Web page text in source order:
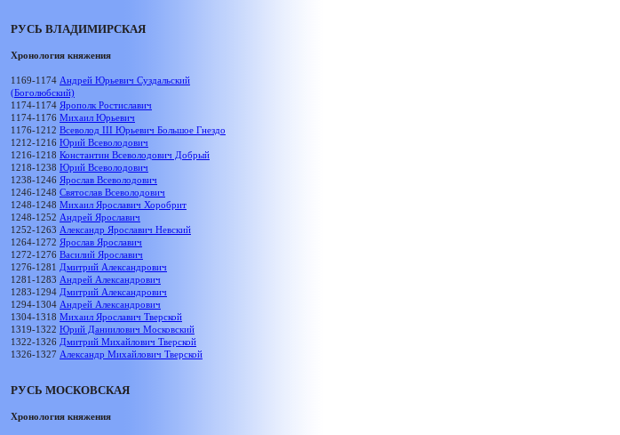
РУСЬ ВЛАДИМИРСКАЯ
Хронология княжения
1169-1174 Андрей Юрьевич Суздальский
(Боголюбский)
1174-1174 Ярополк Ростиславич
1174-1176 Михаил Юрьевич
1176-1212 Всеволод III Юрьевич Большое Гнездо
1212-1216 Юрий Всеволодович
1216-1218 Константин Всеволодович Добрый
1218-1238 Юрий Всеволодович
1238-1246 Ярослав Всеволодович
1246-1248 Святослав Всеволодович
1248-1248 Михаил Ярославич Хоробрит
1248-1252 Андрей Ярославич
1252-1263 Александр Ярославич Невский
1264-1272 Ярослав Ярославич
1272-1276 Василий Ярославич
1276-1281 Дмитрий Александрович
1281-1283 Андрей Александрович
1283-1294 Дмитрий Александрович
1294-1304 Андрей Александрович
1304-1318 Михаил Ярославич Тверской
1319-1322 Юрий Даниилович Московский
1322-1326 Дмитрий Михайлович Тверской
1326-1327 Александр Михайлович Тверской
РУСЬ МОСКОВСКАЯ
Хронология княжения